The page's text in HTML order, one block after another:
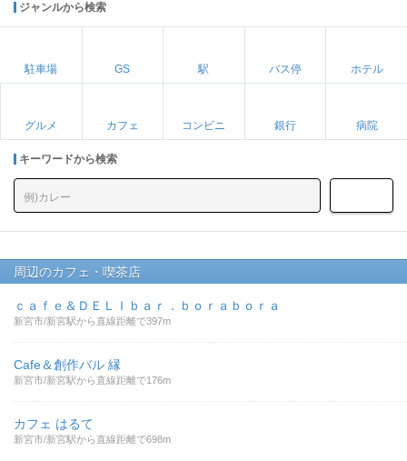
ジャンルから検索
駐車場 GS 駅 バス停 ホテル
グルメ カフェ コンビニ 銀行 病院
キーワードから検索
周辺のカフェ・喫茶店
ｃａｆｅ＆ＤＥＬＩｂａｒ．ｂｏｒａｂｏｒａ
新宮市/新宮駅から直線距離で397m
Cafe＆創作バル 縁
新宮市/新宮駅から直線距離で176m
カフェ はるて
新宮市/新宮駅から直線距離で698m